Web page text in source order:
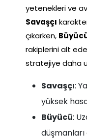
yetenekleri ve
Savaşçı
çıkarken,
rakiplerini alt
stratejiye daha
Savaşçı:
yüksek
Büyücü: